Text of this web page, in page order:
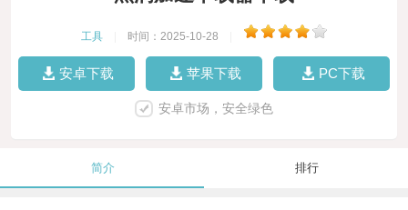
工具 时间：2025-10-28
安卓下载 苹果下载 PC下载
安卓市场，安全绿色
简介 排行